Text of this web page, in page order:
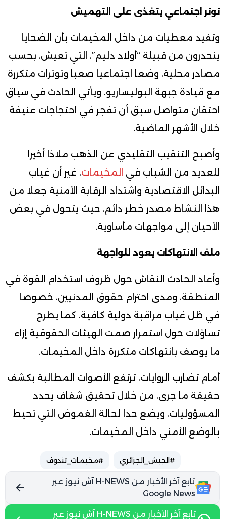
توتر اجتماعي يتغذى على التهميش
وتفيد معطيات من داخل المخيمات بأن الضحايا
ينحدرون من قبيلة “أولاد دليم”، التي تعيش، بحسب
مصادر محلية، وضعا اجتماعيا صعبا وتوترات متكررة
مع قيادة جبهة البوليساريو. ويأتي الحادث في سياق
احتقان متواصل سبق أن تفجر في احتجاجات عنيفة
خلال الأشهر الماضية.
وأصبح التنقيب التقليدي عن الذهب ملاذا أخيرا
للعديد من الشباب في المخيمات، غير أن غياب
البدائل الاقتصادية واشتداد الرقابة الأمنية جعلا من
هذا النشاط مصدر خطر دائم، حيث يتحول في بعض
الأحيان إلى مواجهات مأساوية.
ملف الانتهاكات يعود للواجهة
وأعاد الحادث النقاش حول ظروف استخدام القوة في
المنطقة، ومدى احترام حقوق المدنيين، خصوصا
في ظل غياب مراقبة دولية كافية. كما يطرح
تساؤلات حول استمرار صمت الهيئات الحقوقية إزاء
ما يوصف بانتهاكات متكررة داخل المخيمات.
أمام تضارب الروايات، ترتفع الأصوات المطالبة بكشف
حقيقة ما جرى، من خلال تحقيق شفاف يحدد
المسؤوليات، ويضع حدا لحالة الغموض التي تحيط
بالوضع الأمني داخل المخيمات.
#الجيش_الجزائري #مخيمات_تندوف
تابع آخر الأخبار من H-NEWS آش نيوز عبر
Google News
تابع آخر الأخبار من H-NEWS آش نيوز عبر